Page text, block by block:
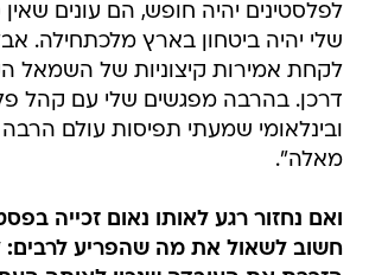
לפלסטינים יהיה חופש, הם עונים
שלי יהיה ביטחון בארץ מלכתחילה.
לקחת אמירות קיצוניות של השמאל
דרכן. בהרבה מפגשים שלי עם קהל
ובינלאומי שמעתי תפיסות עולם
מאלה".
ואם נחזור רגע לאותו נאום זכייה
חשוב לשאול את מה שהפריע